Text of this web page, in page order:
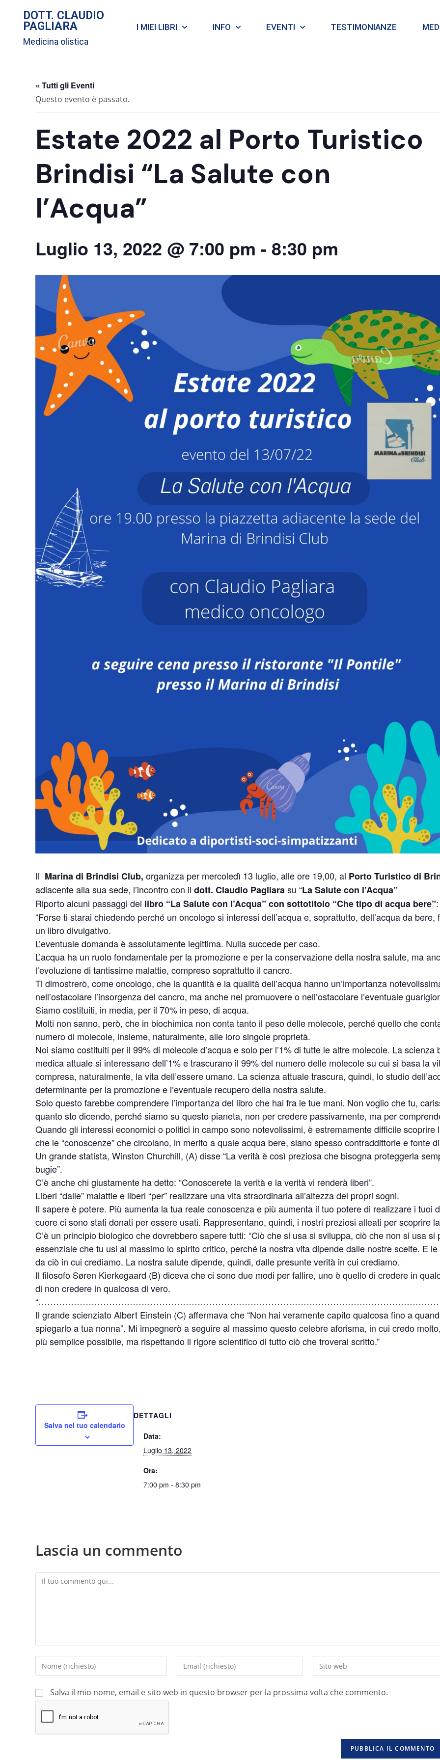
DOTT. CLAUDIO
PAGLIARA
Medicina olistica
I MIEI LIBRI INFO EVENTI TESTIMONIANZE
« Tutti gli Eventi
Questo evento è passato.
Estate 2022 al Porto Turistico
Brindisi “La Salute con
l’Acqua”
Luglio 13, 2022 @ 7:00 pm - 8:30 pm
Il Marina di Brindisi Club, organizza per mercoledì 13 luglio, alle ore 19,00, al Porto Turistico di
adiacente alla sua sede, l’incontro con il dott. Claudio Pagliarasu “La Salute con l’Acqua”
Riporto alcuni passaggi del libro “La Salute con l’Acqua” con sottotitolo “Che tipo di acqua bere”:
“Forse ti starai chiedendo perché un oncologo si interessi dell’acqua e, soprattutto, dell’acqua da bere,
un libro divulgativo.
L’eventuale domanda è assolutamente legittima. Nulla succede per caso.
L’acqua ha un ruolo fondamentale per la promozione e per la conservazione della nostra salute, ma
l’evoluzione di tantissime malattie, compreso soprattutto il cancro.
Ti dimostrerò, come oncologo, che la quantità e la qualità dell’acqua hanno un’importanza
nell’ostacolare l’insorgenza del cancro, ma anche nel promuovere o nell’ostacolare l’eventuale
Siamo costituiti, in media, per il 70% in peso, di acqua.
Molti non sanno, però, che in biochimica non conta tanto il peso delle molecole, perché quello che
numero di molecole, insieme, naturalmente, alle loro singole proprietà.
Noi siamo costituiti per il 99% di molecole d’acqua e solo per l’1% di tutte le altre molecole. La scienza
medica attuale si interessano dell’1% e trascurano il 99% del numero delle molecole su cui si basa la
compresa, naturalmente, la vita dell’essere umano. La scienza attuale trascura, quindi, lo studio
determinante per la promozione e l’eventuale recupero della nostra salute.
Solo questo farebbe comprendere l’importanza del libro che hai fra le tue mani. Non voglio che tu,
quanto sto dicendo, perché siamo su questo pianeta, non per credere passivamente, ma per
Quando gli interessi economici o politici in campo sono notevolissimi, è estremamente difficile scoprire
che le “conoscenze” che circolano, in merito a quale acqua bere, siano spesso contraddittorie e fonte di
Un grande statista, Winston Churchill, (A) disse “La verità è così preziosa che bisogna proteggerla
bugie”.
C’è anche chi giustamente ha detto: “Conoscerete la verità e la verità vi renderà liberi”.
Liberi “dalle” malattie e liberi “per” realizzare una vita straordinaria all’altezza dei propri sogni.
Il sapere è potere. Più aumenta la tua reale conoscenza e più aumenta il tuo potere di realizzare i tuoi
cuore ci sono stati donati per essere usati. Rappresentano, quindi, i nostri preziosi alleati per scoprire la
C’è un principio biologico che dovrebbero sapere tutti: “Ciò che si usa si sviluppa, ciò che non si usa si
essenziale che tu usi al massimo lo spirito critico, perché la nostra vita dipende dalle nostre scelte. E le
da ciò in cui crediamo. La nostra salute dipende, quindi, dalle presunte verità in cui crediamo.
Il filosofo Søren Kierkegaard (B) diceva che ci sono due modi per fallire, uno è quello di credere in
di non credere in qualcosa di vero.
Il grande scienziato Albert Einstein (C) affermava che “Non hai veramente capito qualcosa fino a
spiegarlo a tua nonna”. Mi impegnerò a seguire al massimo questo celebre aforisma, in cui credo
più semplice possibile, ma rispettando il rigore scientifico di tutto ciò che troverai scritto.”
Salva nel tuo calendario
DETTAGLI
Data:
Luglio 13, 2022
Ora:
7:00 pm - 8:30 pm
Lascia un commento
Salva il mio nome, email e sito web in questo browser per la prossima volta che commento.